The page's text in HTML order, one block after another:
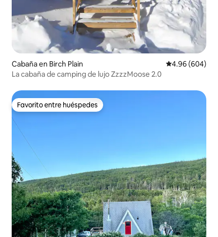
Cabaña en Birch Plain Calificación
4.96 (604)
La cabaña de camping de lujo ZzzzMoose 2.0
Favorito entre huéspedes
Favorito entre huéspedes